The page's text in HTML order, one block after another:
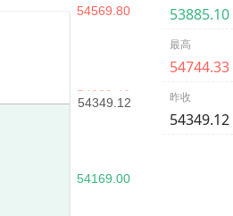
53885.10
最高
54744.33
昨收
54349.12